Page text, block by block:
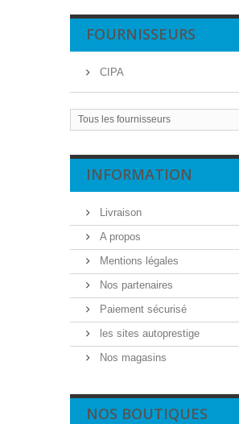
FOURNISSEURS
CIPA
Tous les fournisseurs
INFORMATION
Livraison
A propos
Mentions légales
Nos partenaires
Paiement sécurisé
les sites autoprestige
Nos magasins
NOS BOUTIQUES